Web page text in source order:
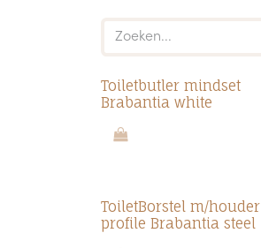
Toiletbutler mindset
Brabantia white
ToiletBorstel m/houder
profile Brabantia steel